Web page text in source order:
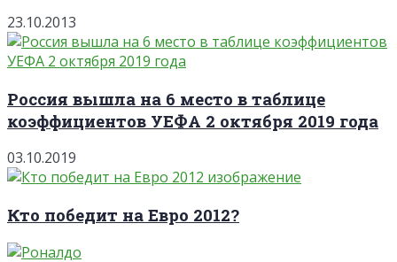
23.10.2013
Россия вышла на 6 место в таблице
коэффициентов УЕФА 2 октября 2019 года
03.10.2019
Кто победит на Евро 2012?